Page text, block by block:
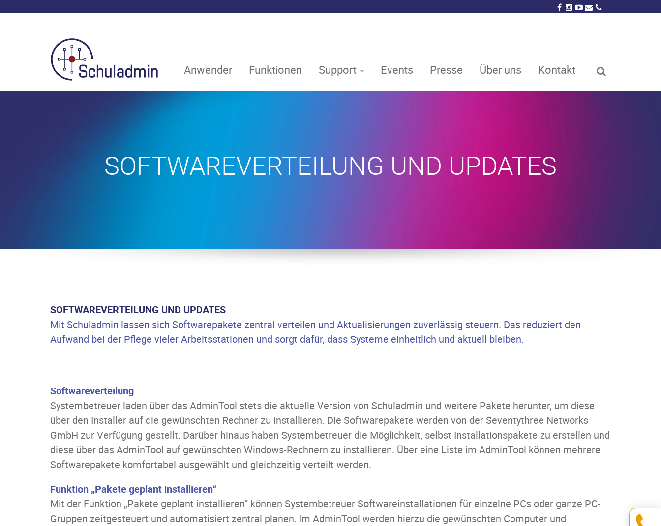
Anwender Funktionen Support Events Presse Über uns Kontakt
SOFTWAREVERTEILUNG UND UPDATES
SOFTWAREVERTEILUNG UND UPDATES
Mit Schuladmin lassen sich Softwarepakete zentral verteilen und Aktualisierungen zuverlässig steuern. Das reduziert den
Aufwand bei der Pflege vieler Arbeitsstationen und sorgt dafür, dass Systeme einheitlich und aktuell bleiben.
Softwareverteilung
Systembetreuer laden über das AdminTool stets die aktuelle Version von Schuladmin und weitere Pakete herunter, um diese
über den Installer auf die gewünschten Rechner zu installieren. Die Softwarepakete werden von der Seventythree Networks
GmbH zur Verfügung gestellt. Darüber hinaus haben Systembetreuer die Möglichkeit, selbst Installationspakete zu erstellen und
diese über das AdminTool auf gewünschten Windows-Rechnern zu installieren. Über eine Liste im AdminTool können mehrere
Softwarepakete komfortabel ausgewählt und gleichzeitig verteilt werden.
Funktion „Pakete geplant installieren“
Mit der Funktion „Pakete geplant installieren“ können Systembetreuer Softwareinstallationen für einzelne PCs oder ganze PC-
Gruppen zeitgesteuert und automatisiert zentral planen. Im AdminTool werden hierzu die gewünschten Computer und